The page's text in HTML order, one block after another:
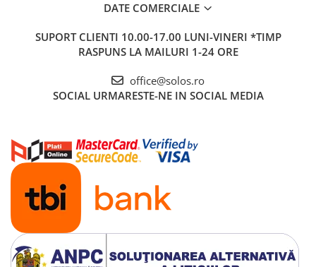
DATE COMERCIALE
SUPORT CLIENTI 10.00-17.00 LUNI-VINERI *TIMP
RASPUNS LA MAILURI 1-24 ORE
office@solos.ro
SOCIAL URMARESTE-NE IN SOCIAL MEDIA